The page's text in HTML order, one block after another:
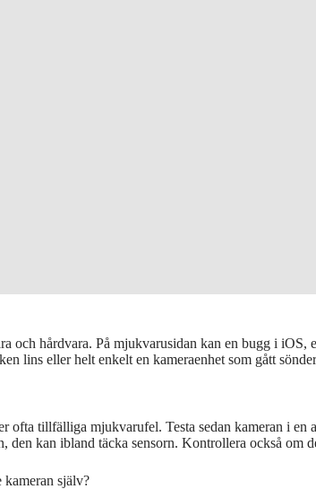
och hårdvara. På mjukvarusidan kan en bugg i
lins eller helt enkelt en kameraenhet som gått
ofta tillfälliga mjukvarufel. Testa sedan kameran i
den kan ibland täcka sensorn. Kontrollera också om
själv?